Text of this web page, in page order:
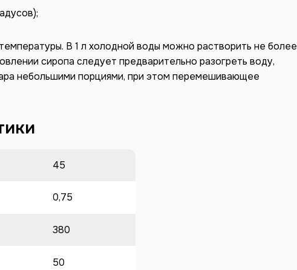
В 1 л холодной воды можно растворить не более
сиропа следует предварительно разогреть воду,
небольшими порциями, при этом перемешивающее
45
0,75
380
50